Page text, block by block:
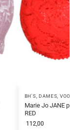
BH'S DAMES
Marie Jo JANE
RED
112,00